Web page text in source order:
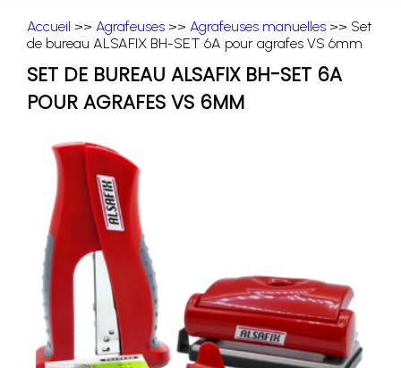
Accueil >> Agrafeuses >> Agrafeuses manuelles >> Set
de bureau ALSAFIX BH-SET 6A pour agrafes VS 6mm
SET DE BUREAU ALSAFIX BH-SET 6A
POUR AGRAFES VS 6MM